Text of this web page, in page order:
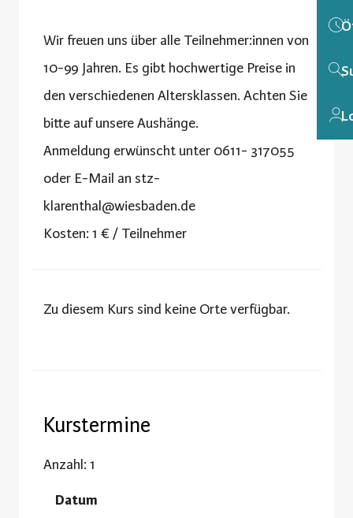
Wir freuen uns über alle Teilnehmer:innen von
10-99 Jahren. Es gibt hochwertige Preise in
den verschiedenen Altersklassen. Achten Sie
bitte auf unsere Aushänge.
Anmeldung erwünscht unter 0611- 317055
oder E-Mail an stz-
klarenthal@wiesbaden.de
Kosten: 1 € / Teilnehmer
Zu diesem Kurs sind keine Orte verfügbar.
Kurstermine
Anzahl: 1
Datum